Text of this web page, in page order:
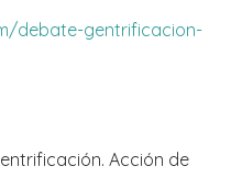
debate-gentrificacion-
Acción de